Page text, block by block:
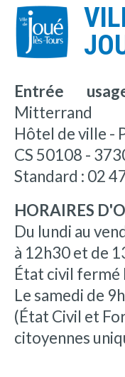
Entrée
Mitterrand
Hôtel de ville -
CS 50108 -
Standard : 02
HORAIRES
Du lundi au
à 12h30 et de
État civil fermé
Le samedi de
(État Civil et
citoyennes